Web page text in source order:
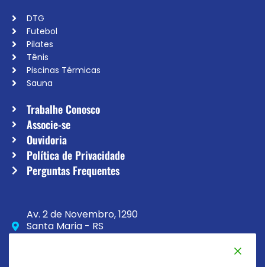
DTG
Futebol
Pilates
Tênis
Piscinas Térmicas
Sauna
Trabalhe Conosco
Associe-se
Ouvidoria
Política de Privacidade
Perguntas Frequentes
Av. 2 de Novembro, 1290
Santa Maria - RS
CEP 97020-230